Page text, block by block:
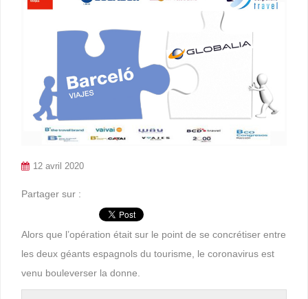
12 avril 2020
Partager sur :
Alors que l’opération était sur le point de se concrétiser entre
les deux géants espagnols du tourisme, le coronavirus est
venu bouleverser la donne.